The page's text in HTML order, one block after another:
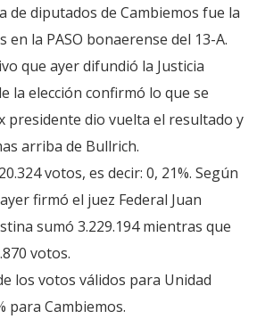
de diputados de Cambiemos fue la
la PASO bonaerense del 13-A.
que ayer difundió la Justicia
la elección confirmó lo que se
presidente dio vuelta el resultado y
arriba de Bullrich.
votos, es decir: 0, 21%. Según
firmó el juez Federal Juan
sumó 3.229.194 mientras que
votos.
los votos válidos para Unidad
para Cambiemos.